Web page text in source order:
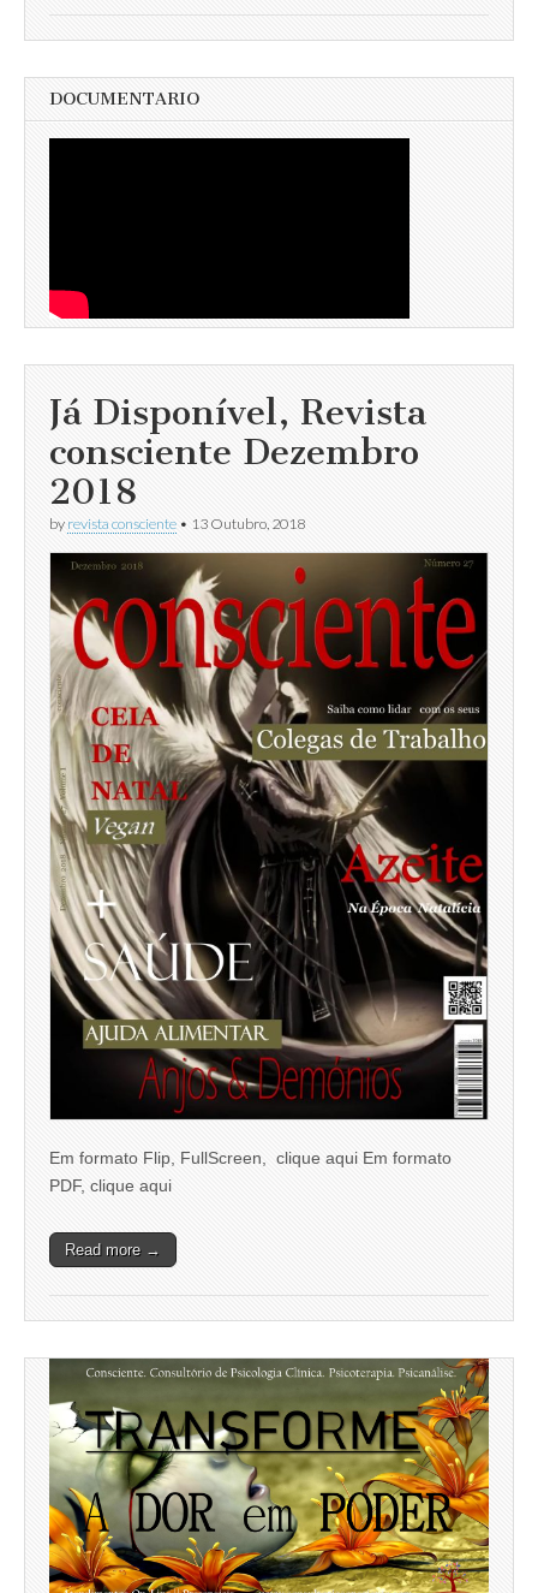
DOCUMENTARIO
Já Disponível, Revista
consciente Dezembro
2018
by revista consciente • 13 Outubro, 2018
Em formato Flip, FullScreen, clique aqui Em formato
PDF, clique aqui
Read more →